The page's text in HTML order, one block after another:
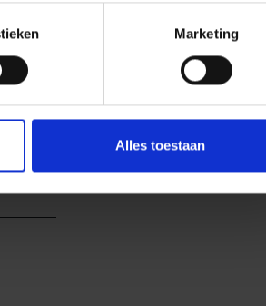
Marketing
Alles toestaan